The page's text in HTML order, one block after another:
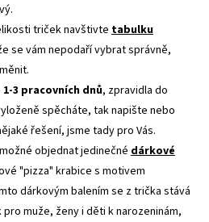
triček navštivte tabulku
se vám nepodaří vybrat správně,
3 pracovních dnů, zpravidla do
spěcháte, tak napište nebo
řešení, jsme tady pro Vás.
objednat jedinečné dárkové
"pizza" krabice s motivem
dárkovým balením se z trička stává
muže, ženy i děti k narozeninám,